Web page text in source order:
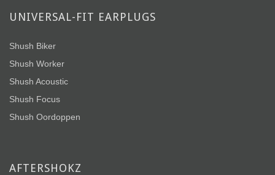
UNIVERSAL-FIT EARPLUGS
Shush Biker
Shush Worker
Shush Acoustic
Shush Focus
Shush Oordoppen
AFTERSHOKZ